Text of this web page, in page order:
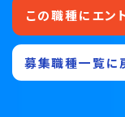
この職種にエン
募集職種一覧に